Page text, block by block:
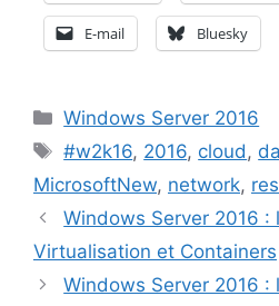
E-mail Bluesky
Catégories
Windows Server 2016
Étiquettes
#w2k16, 2016, cloud,
MicrosoftNew, network,
Windows Server 2016 :
Virtualisation et Containers
Windows Server 2016 :